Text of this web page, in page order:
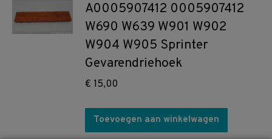
A0005907412 0005907412
W690 W639 W901 W902
W904 W905 Sprinter
Gevarendriehoek
€ 15,00
Toevoegen aan winkelwagen